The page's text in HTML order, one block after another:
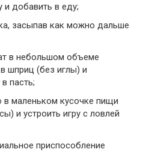
и добавить в еду;
засыпав как можно дальше
в небольшом объеме
шприц (без иглы) и
пасть;
в маленьком кусочке пищи
и устроить игру с ловлей
приспособление